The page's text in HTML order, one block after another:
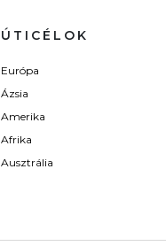
ÚTICÉLOK
Európa
Ázsia
Amerika
Afrika
Ausztrália